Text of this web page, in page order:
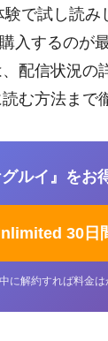
で試し読み
入するのが
配信状況の
む方法まで
グルイ』をお
30日
に解約すれば料金は